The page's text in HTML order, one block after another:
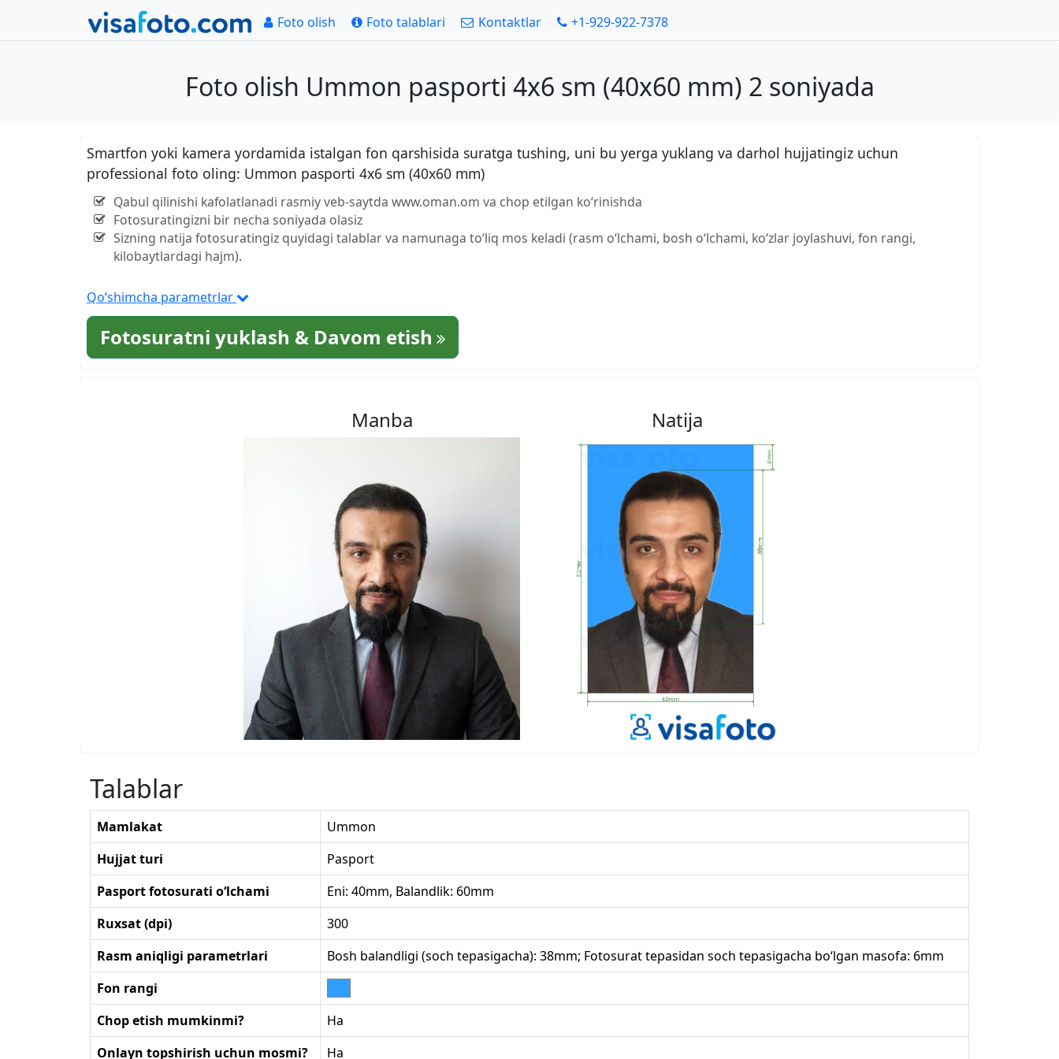
Foto olish Foto talablari Kontaktlar +1-929-922-7378
Foto olish Ummon pasporti 4x6 sm (40x60 mm) 2 soniyada
Smartfon yoki kamera yordamida istalgan fon qarshisida suratga tushing, uni bu yerga yuklang va darhol hujjatingiz uchun
professional foto oling: Ummon pasporti 4x6 sm (40x60 mm)
Qabul qilinishi kafolatlanadi rasmiy veb-saytda www.oman.om va chop etilgan ko‘rinishda
Fotosuratingizni bir necha soniyada olasiz
Sizning natija fotosuratingiz quyidagi talablar va namunaga to‘liq mos keladi (rasm o‘lchami, bosh o‘lchami, ko‘zlar joylashuvi, fon rangi,
kilobaytlardagi hajm).
Qo‘shimcha parametrlar
Fotosuratni yuklash & Davom etish
Manba Natija
Talablar
Mamlakat
Ummon
Hujjat turi
Pasport
Pasport fotosurati o‘lchami
Eni: 40mm, Balandlik: 60mm
Ruxsat (dpi)
300
Rasm aniqligi parametrlari
Bosh balandligi (soch tepasigacha): 38mm; Fotosurat tepasidan soch tepasigacha bo‘lgan masofa: 6mm
Fon rangi
Chop etish mumkinmi?
Ha
Onlayn topshirish uchun mosmi?
Ha